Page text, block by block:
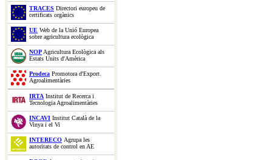
TRACES Directori europeu de
certificats orgànics
UE Web de la Unió Europea
sobre agricultura ecològica
NOPAgricultura Ecològica als
Estats Units d'Amèrica
Prodeca Promotora d'Export.
Agroalimentàries
IRTA Institut de Recerca i
Tecnologia Agroalimentàries
INCAVI Institut Català de la
Vinya i el Vi
INTERECO Agrupa les
autoritats de control en AE